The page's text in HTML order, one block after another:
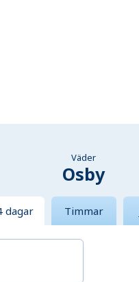
Väder
Osby
dagar Timmar